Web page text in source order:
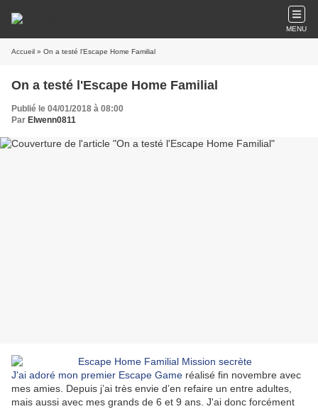
MENU
Accueil » On a testé l'Escape Home Familial
On a testé l'Escape Home Familial
Publié le 04/01/2018 à 08:00
Par Elwenn0811
J'ai adoré mon premier Escape Game réalisé fin novembre avec
mes amies. Depuis j’ai très envie d’en refaire un entre adultes,
mais aussi avec mes grands de 6 et 9 ans. J'ai donc forcément